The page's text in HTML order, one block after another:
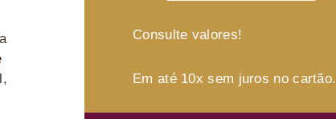
Consulte valores!
Em até 10x sem juros no cartão.